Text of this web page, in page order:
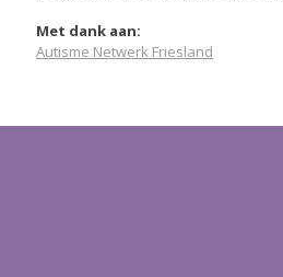
Met dank aan:
Autisme Netwerk Friesland